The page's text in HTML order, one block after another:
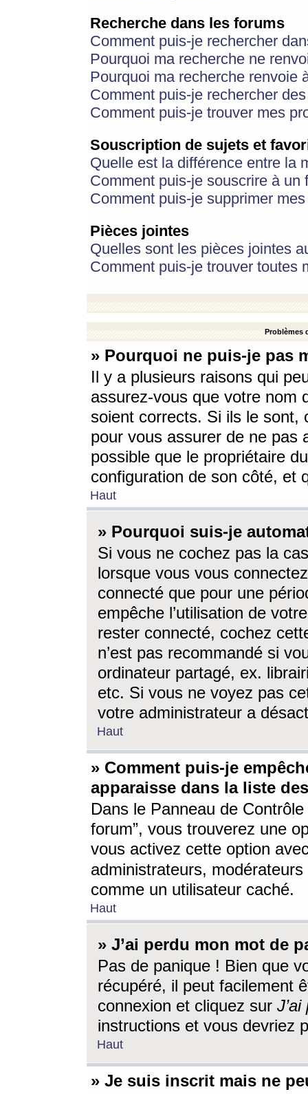
Recherche dans les forums
Comment puis-je rechercher
Pourquoi ma recherche ne
Pourquoi ma recherche renvoie
Comment puis-je rechercher
Comment puis-je trouver mes
Souscription de sujets et
Quelle est la différence entre la
Comment puis-je souscrire à
Comment puis-je supprimer
Pièces jointes
Quelles sont les pièces jointes
Comment puis-je trouver toutes
Problèmes
» Pourquoi ne puis-je pas
Il y a plusieurs raisons qui
assurez-vous que votre nom
soient corrects. Si ils le sont,
pour vous assurer de ne pas
possible que le propriétaire
configuration de son côté, et
Haut
» Pourquoi suis-je
Si vous ne cochez pas la
lorsque vous vous
connecté que pour une
empêche l’utilisation de
rester connecté, cochez
n’est pas recommandé si
ordinateur partagé, ex.
etc. Si vous ne voyez pas
votre administrateur a
Haut
» Comment puis-je
apparaisse dans la liste
Dans le Panneau de
forum”, vous trouverez une
vous activez cette option
administrateurs,
comme un utilisateur caché.
Haut
» J’ai perdu mon mot de
Pas de panique ! Bien que
récupéré, il peut facilement
connexion et cliquez sur
instructions et vous devriez
Haut
» Je suis inscrit mais ne